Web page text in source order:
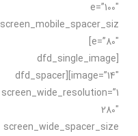
e=”100″
screen_mobile_spacer_siz
e=”80″]
[dfd_single_image
image=”14″][dfd_spacer
screen_wide_resolution=”1
280″
screen_wide_spacer_size